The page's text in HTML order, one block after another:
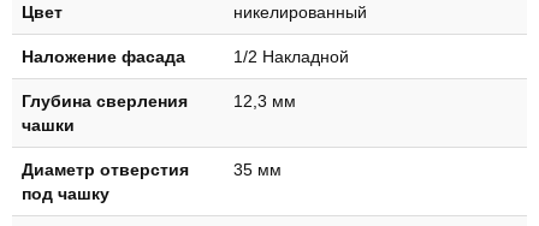
Цвет никелированный
Наложение фасада 1/2 Накладной
Глубинa свeрлeния
чашки
12,3 мм
Диаметр отверстия
под чашку
35 мм